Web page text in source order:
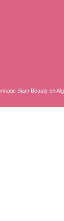
Siam Beauty en